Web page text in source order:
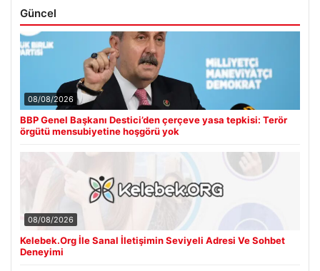
Güncel
08/08/2026
BBP Genel Başkanı Destici’den çerçeve yasa tepkisi: Terör
örgütü mensubiyetine hoşgörü yok
08/08/2026
Kelebek.Org İle Sanal İletişimin Seviyeli Adresi Ve Sohbet
Deneyimi